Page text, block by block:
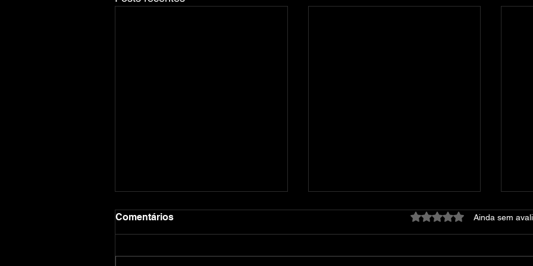
Comentários Avaliado com 0 de 5
Ainda sem